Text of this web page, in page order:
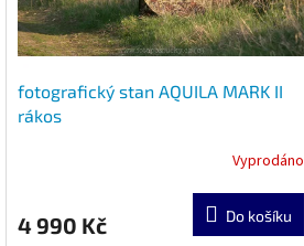
fotografický stan AQUILA MARK II
rákos
Vyprodáno
4 990 Kč Do košíku